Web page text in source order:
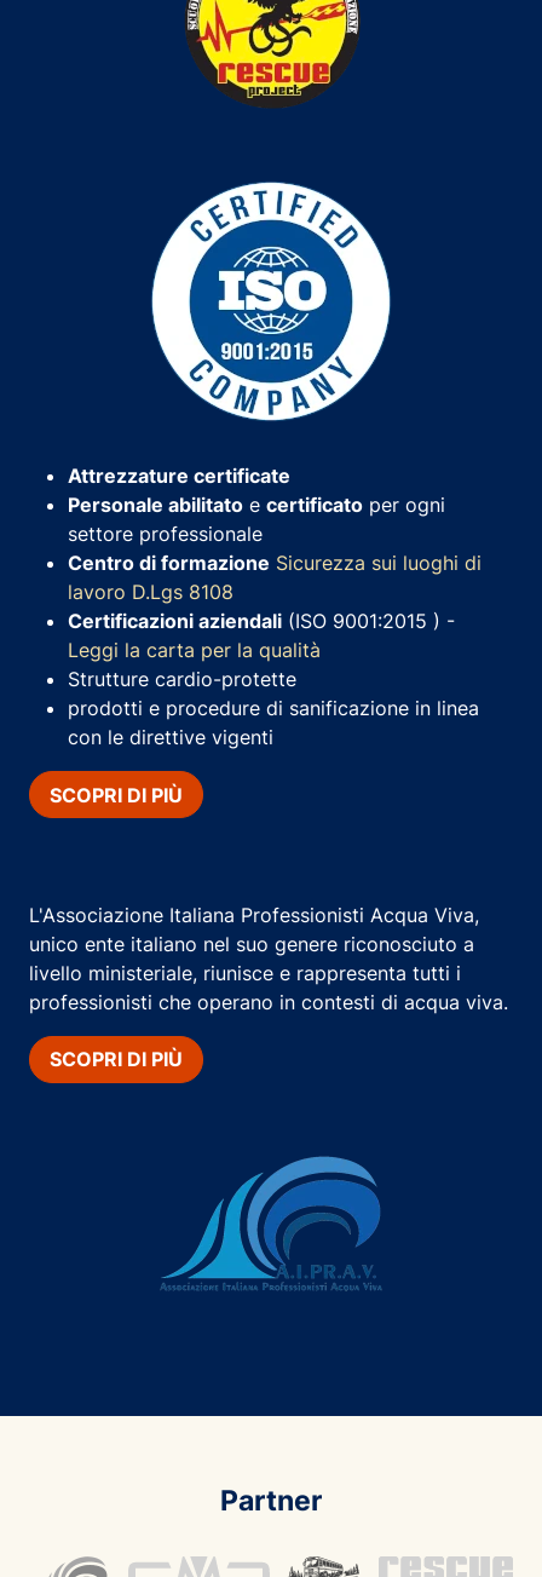
Attrezzature certificate
Personale abilitato e certificato per ogni
settore professionale
Centro di formazione Sicurezza sui luoghi di
lavoro D.Lgs 8108
Certificazioni aziendali (ISO 9001:2015 ) -
Leggi la carta per la qualità
Strutture cardio-protette
prodotti e procedure di sanificazione in linea
con le direttive vigenti
SCOPRI DI PIÙ
L'Associazione Italiana Professionisti Acqua Viva,
unico ente italiano nel suo genere riconosciuto a
livello ministeriale, riunisce e rappresenta tutti i
professionisti che operano in contesti di acqua viva.
SCOPRI DI PIÙ
Partner